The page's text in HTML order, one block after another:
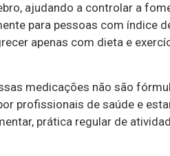
ajudando a controlar a
para pessoas com índice
apenas com dieta e
medicações não são
profissionais de saúde e
prática regular de